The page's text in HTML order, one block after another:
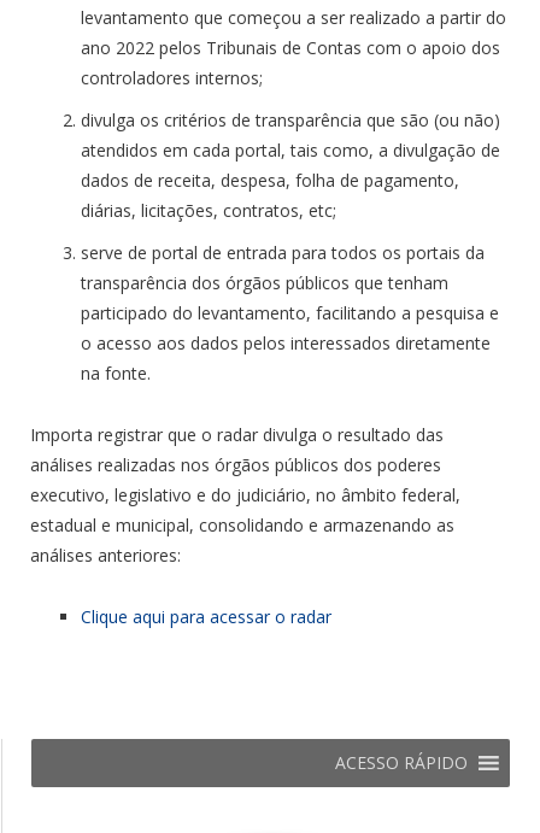
levantamento que começou a ser realizado a partir do
ano 2022 pelos Tribunais de Contas com o apoio dos
controladores internos;
divulga os critérios de transparência que são (ou não)
atendidos em cada portal, tais como, a divulgação de
dados de receita, despesa, folha de pagamento,
diárias, licitações, contratos, etc;
serve de portal de entrada para todos os portais da
transparência dos órgãos públicos que tenham
participado do levantamento, facilitando a pesquisa e
o acesso aos dados pelos interessados diretamente
na fonte.
Importa registrar que o radar divulga o resultado das
análises realizadas nos órgãos públicos dos poderes
executivo, legislativo e do judiciário, no âmbito federal,
estadual e municipal, consolidando e armazenando as
análises anteriores:
Clique aqui para acessar o radar
ACESSO RÁPIDO